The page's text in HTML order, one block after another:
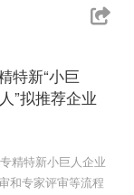
特新“小巨
”拟推荐企业
精特新小巨人企业
和专家评审等流程